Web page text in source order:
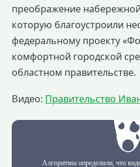
преображение
которую благоустроили
федеральному проекту
комфортной городской
областном правительстве.
Видео: Правительство